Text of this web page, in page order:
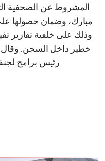
المشروط عن الصحفية
مبارك، وضمان حصولها
وذلك على خلفية تقارير
خطير داخل السجن. وقال
رئيس برامج